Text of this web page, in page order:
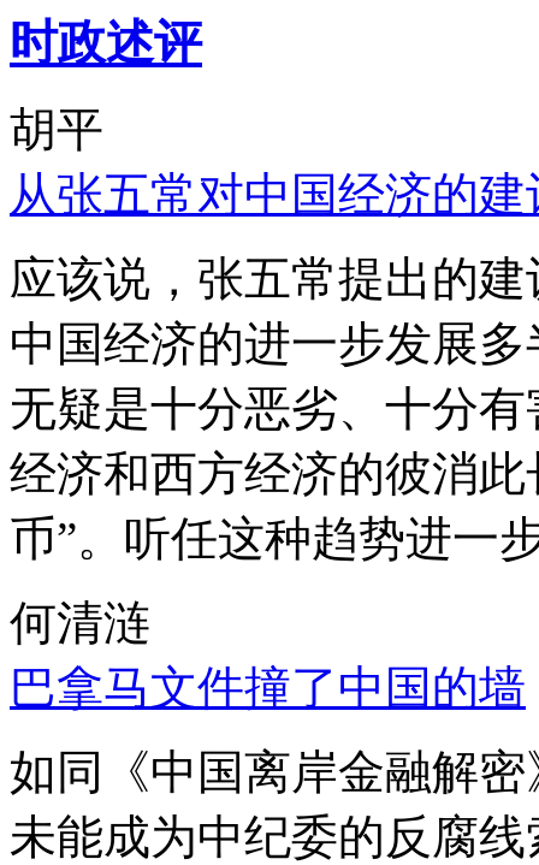
时政述评
胡平
从张五常对中国经济的
应该说，张五常提出的
中国经济的进一步发展
无疑是十分恶劣、十分
经济和西方经济的彼消
币”。听任这种趋势进一
何清涟
巴拿马文件撞了中国的墙
如同《中国离岸金融解
未能成为中纪委的反腐